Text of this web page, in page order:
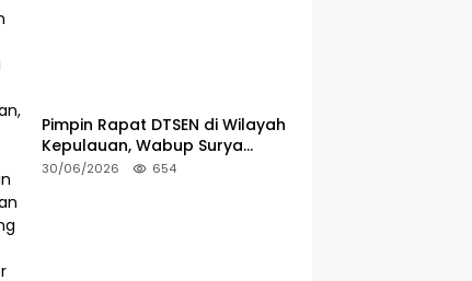
Pimpin Rapat DTSEN di Wilayah
Kepulauan, Wabup Surya
Tekankan Tugas dan
30/06/2026 654